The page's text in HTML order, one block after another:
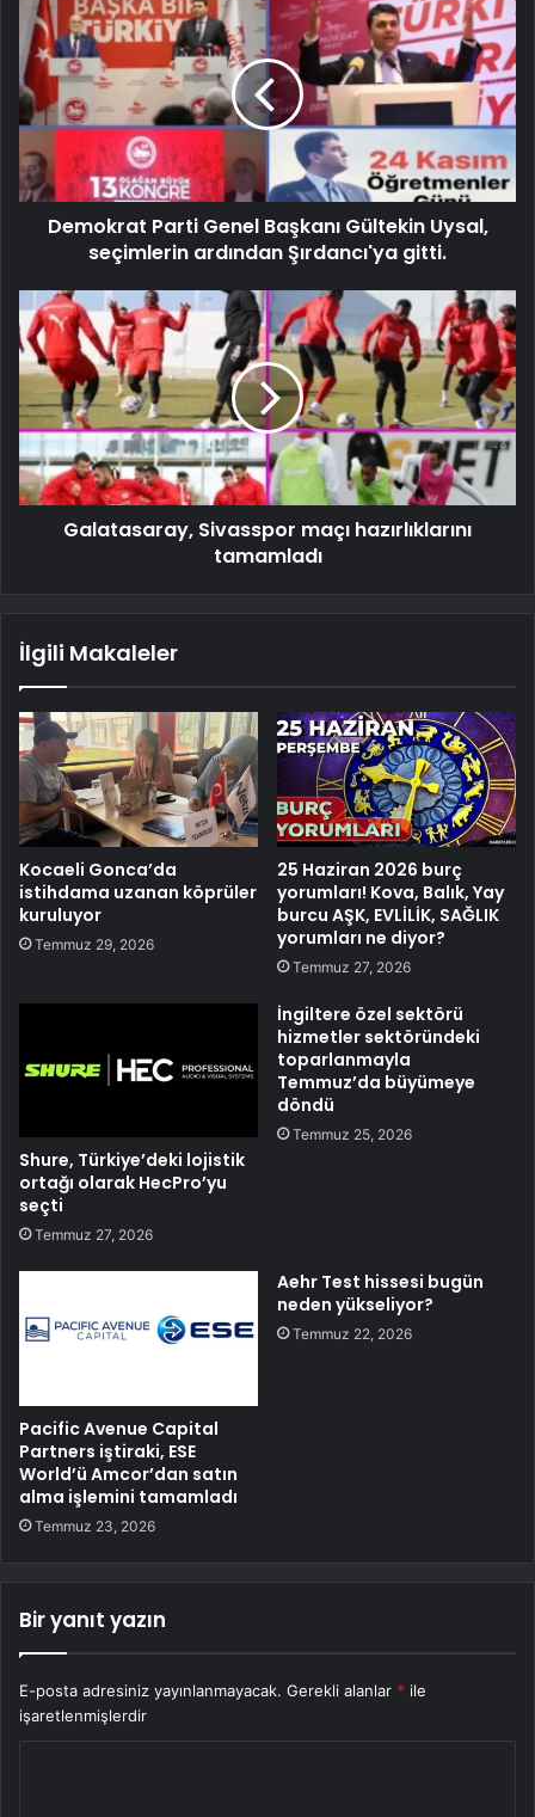
Demokrat Parti Genel Başkanı Gültekin Uysal,
seçimlerin ardından Şırdancı'ya gitti.
Galatasaray, Sivasspor maçı hazırlıklarını
tamamladı
İlgili Makaleler
Kocaeli Gonca’da
istihdama uzanan köprüler
kuruluyor
Temmuz 29, 2026
25 Haziran 2026 burç
yorumları! Kova, Balık, Yay
burcu AŞK, EVLİLİK, SAĞLIK
yorumları ne diyor?
Temmuz 27, 2026
Shure, Türkiye’deki lojistik
ortağı olarak HecPro’yu
seçti
Temmuz 27, 2026
İngiltere özel sektörü
hizmetler sektöründeki
toparlanmayla
Temmuz’da büyümeye
döndü
Temmuz 25, 2026
Pacific Avenue Capital
Partners iştiraki, ESE
World’ü Amcor’dan satın
alma işlemini tamamladı
Temmuz 23, 2026
Aehr Test hissesi bugün
neden yükseliyor?
Temmuz 22, 2026
Bir yanıt yazın
E-posta adresiniz yayınlanmayacak. Gerekli alanlar * ile
işaretlenmişlerdir